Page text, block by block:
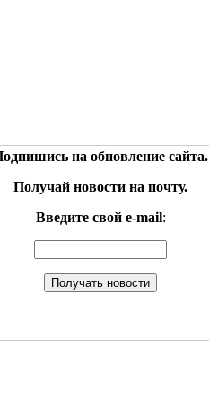
на обновление сайта.
Получай новости на почту.
Введите свой e-mail: